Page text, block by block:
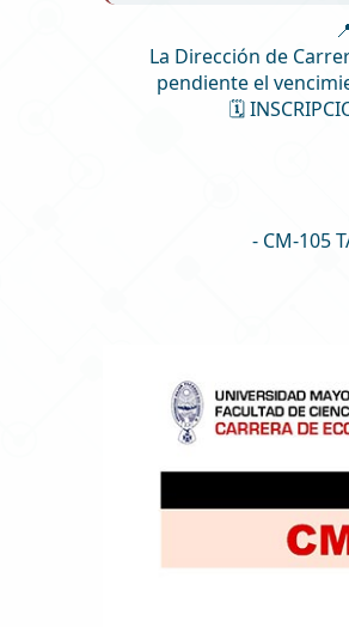
La Dirección de
pendiente el
🗓️
- CM-105